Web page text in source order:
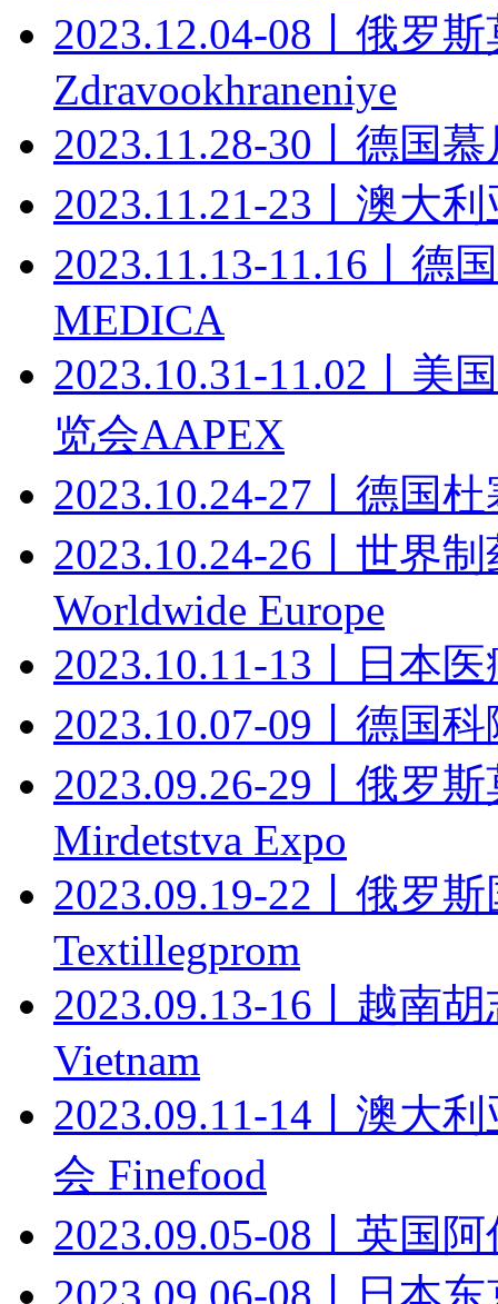
2023.12.04-08丨俄罗
Zdravookhraneniye
2023.11.28-30丨德国
2023.11.21-23丨澳大
2023.11.13-11.16丨德
MEDICA
2023.10.31-11.02丨美
览会AAPEX
2023.10.24-27丨德国
2023.10.24-26丨世界
Worldwide Europe
2023.10.11-13丨日本医
2023.10.07-09丨德国
2023.09.26-29丨俄罗
Mirdetstva Expo
2023.09.19-22丨俄罗
Textillegprom
2023.09.13-16丨越南
Vietnam
2023.09.11-14丨澳大
会 Finefood
2023.09.05-08丨英国